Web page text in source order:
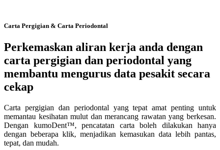
Carta Pergigian & Carta Periodontal
Perkemaskan aliran kerja anda dengan
carta pergigian dan periodontal yang
membantu mengurus data pesakit secara
cekap
Carta pergigian dan periodontal yang tepat amat penting untuk
memantau kesihatan mulut dan merancang rawatan yang berkesan.
Dengan kumoDent™, pencatatan carta boleh dilakukan hanya
dengan beberapa klik, menjadikan kemasukan data lebih pantas,
tepat, dan mudah.